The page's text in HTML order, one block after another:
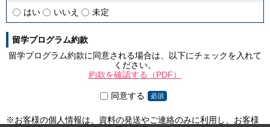
はい いいえ 未定
留学プログラム約款
留学プログラム約款に同意される場合は、以下にチェックを入れて
ください。
約款を確認する（PDF）
同意する 必須
※お客様の個人情報は、資料の発送やご連絡のみに利用し、お客様